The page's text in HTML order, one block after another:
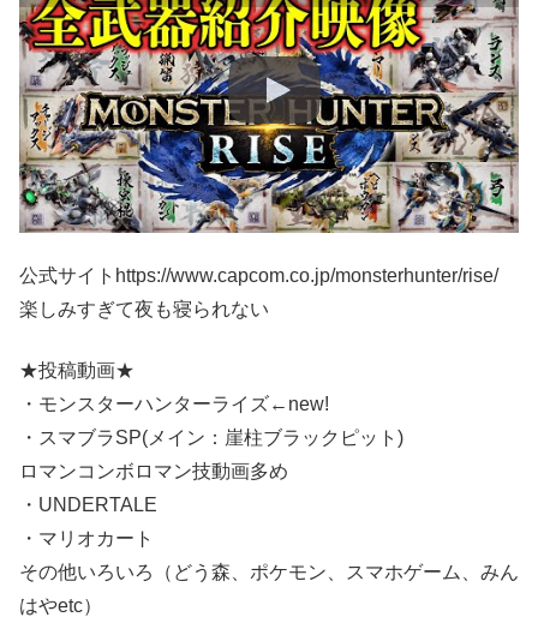
公式サイトhttps://www.capcom.co.jp/monsterhunter/rise/
楽しみすぎて夜も寝られない
★投稿動画★
・モンスターハンターライズ←new!
・スマブラSP(メイン：崖柱ブラックピット)
ロマンコンボロマン技動画多め
・UNDERTALE
・マリオカート
その他いろいろ（どう森、ポケモン、スマホゲーム、みん
はやetc）